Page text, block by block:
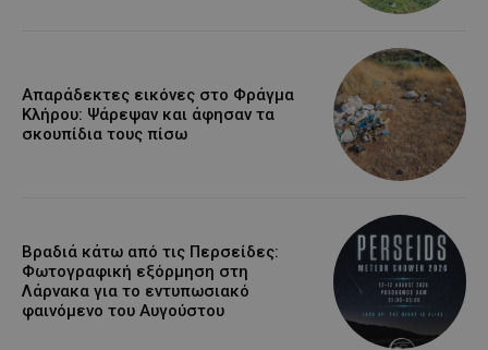
Απαράδεκτες εικόνες στο Φράγμα
Κλήρου: Ψάρεψαν και άφησαν τα
σκουπίδια τους πίσω
Βραδιά κάτω από τις Περσείδες:
Φωτογραφική εξόρμηση στη
Λάρνακα για το εντυπωσιακό
φαινόμενο του Αυγούστου